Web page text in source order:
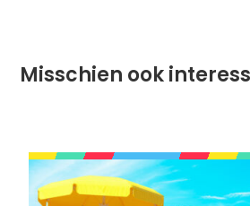
Misschien ook